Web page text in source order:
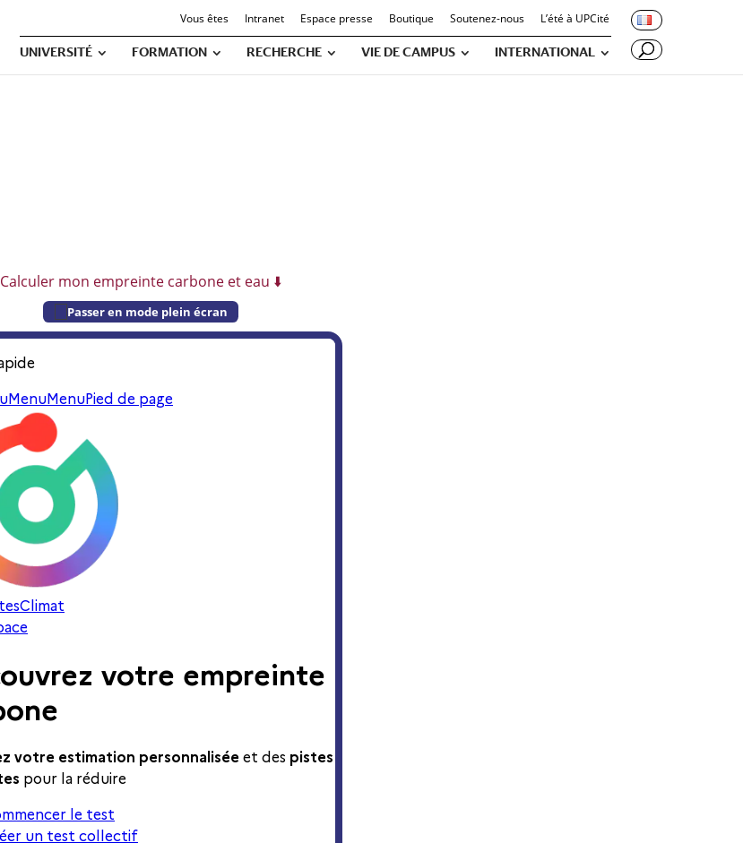
Vous êtes Intranet Espace presse Boutique Soutenez-nous L’été à UPCité
UNIVERSITÉ FORMATION RECHERCHE VIE DE CAMPUS INTERNATIONAL
Calculer mon empreinte carbone et eau ⬇️
Passer en mode plein écran